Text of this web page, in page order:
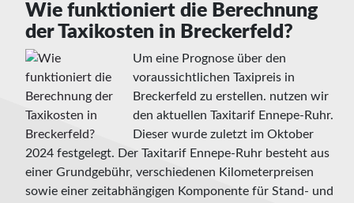
Wie funktioniert die Berechnung
der Taxikosten in Breckerfeld?
Um eine Prognose über den
voraussichtlichen Taxipreis in
Breckerfeld zu erstellen. nutzen wir
den aktuellen Taxitarif Ennepe-Ruhr.
Dieser wurde zuletzt im Oktober
2024 festgelegt. Der Taxitarif Ennepe-Ruhr besteht aus
einer Grundgebühr, verschiedenen Kilometerpreisen
sowie einer zeitabhängigen Komponente für Stand- und